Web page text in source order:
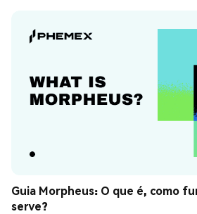
Guia Morpheus: O que é, como
serve?